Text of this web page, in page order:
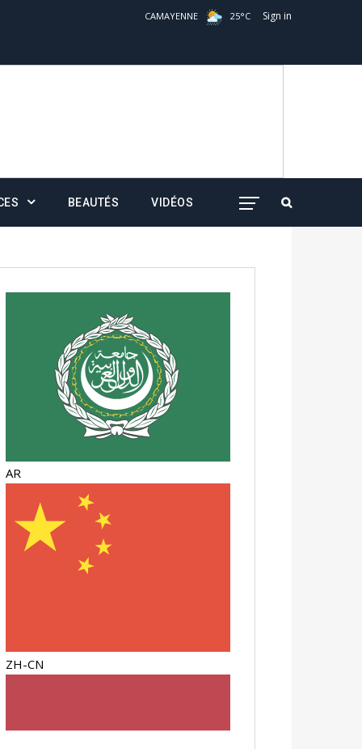
CAMAYENNE 25°C Sign in
BEAUTÉS VIDÉOS
AR
ZH-CN